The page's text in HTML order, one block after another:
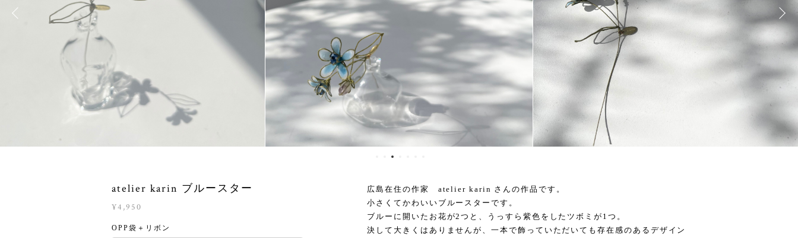
atelier karin ブルースター
¥4,950
OPP袋＋リボン
広島在住の作家 atelier karin さんの作品です。
小さくてかわいいブルースターです。
ブルーに開いたお花が2つと、うっすら紫色をしたツボミが1つ。
決して大きくはありませんが、一本で飾っていただいても存在感のあるデザイン